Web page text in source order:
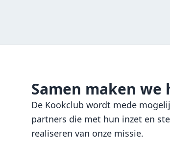
Samen maken
De Kookclub wordt mede
partners die met hun inzet en
realiseren van onze missie.